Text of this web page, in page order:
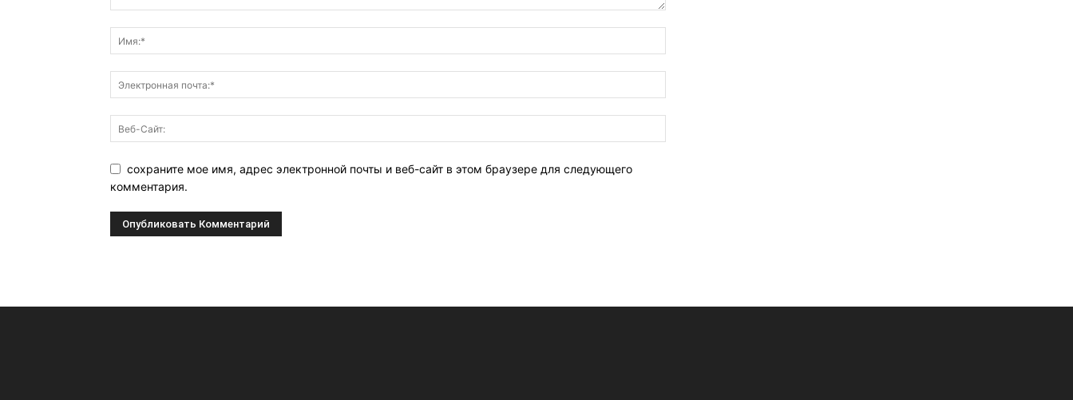
сохраните мое имя, адрес электронной почты и веб-сайт в этом браузере для следующего
комментария.